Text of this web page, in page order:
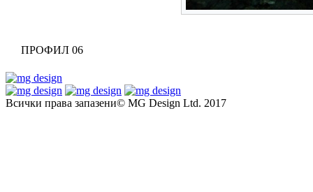
ПРОФИЛ 06
Всички права запазени© MG Design Ltd. 2017